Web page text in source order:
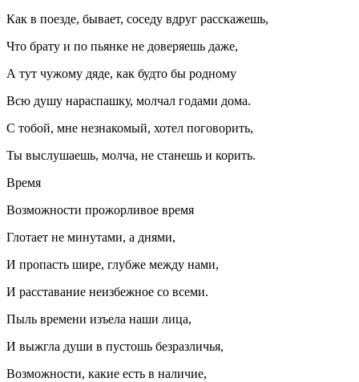
Как в поезде, бывает, соседу вдруг расскажешь,
Что брату и по пьянке не доверяешь даже,
А тут чужому дяде, как будто бы родному
Всю душу нараспашку, молчал годами дома.
С тобой, мне незнакомый, хотел поговорить,
Ты выслушаешь, молча, не станешь и корить.
Время
Возможности прожорливое время
Глотает не минутами, а днями,
И пропасть шире, глубже между нами,
И расставание неизбежное со всеми.
Пыль времени изъела наши лица,
И выжгла души в пустошь безразличья,
Возможности, какие есть в наличие,